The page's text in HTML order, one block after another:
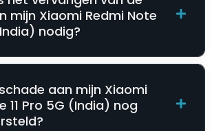
mijn Xiaomi Redmi Note
nodig?
aan mijn Xiaomi
11 Pro 5G (India) nog